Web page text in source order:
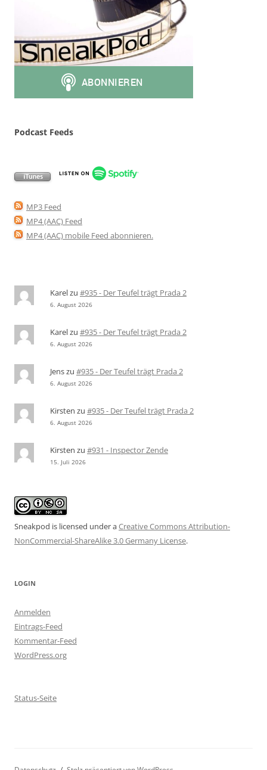
Podcast Feeds
MP3 Feed
MP4 (AAC) Feed
MP4 (AAC) mobile Feed abonnieren.
Karelzu #935 - Der Teufel trägt Prada 2
6. August 2026
Karelzu #935 - Der Teufel trägt Prada 2
6. August 2026
Jenszu #935 - Der Teufel trägt Prada 2
6. August 2026
Kirsten zu #935 - Der Teufel trägt Prada 2
6. August 2026
Kirsten zu #931 - Inspector Zende
15. Juli 2026
Sneakpod is licensed under aCreative Commons Attribution-
NonCommercial-ShareAlike 3.0 Germany License.
LOGIN
Anmelden
Eintrags-Feed
Kommentar-Feed
WordPress.org
Status-Seite